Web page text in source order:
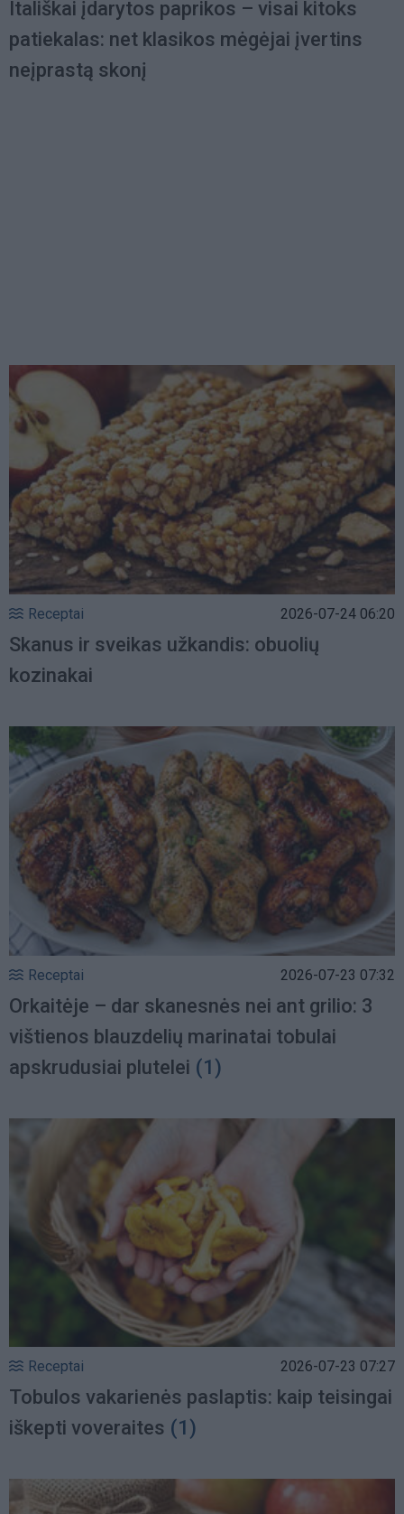
Itališkai įdarytos paprikos – visai kitoks
patiekalas: net klasikos mėgėjai įvertins
neįprastą skonį
Receptai 2026-07-24 06:20
Skanus ir sveikas užkandis: obuolių
kozinakai
Receptai 2026-07-23 07:32
Orkaitėje – dar skanesnės nei ant grilio: 3
vištienos blauzdelių marinatai tobulai
apskrudusiai plutelei (1)
Receptai 2026-07-23 07:27
Tobulos vakarienės paslaptis: kaip teisingai
iškepti voveraites (1)